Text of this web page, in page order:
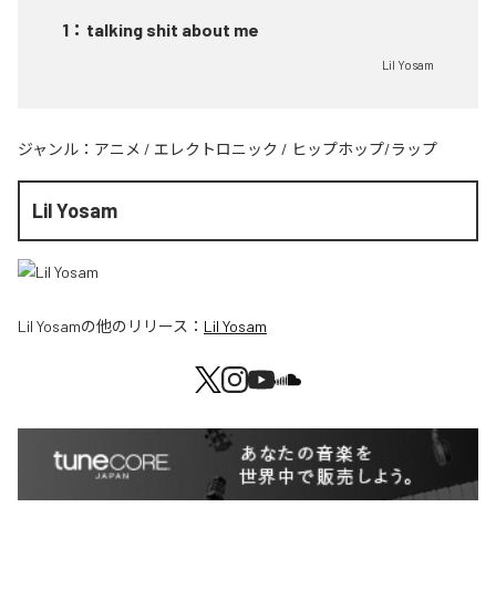
1 ： talking shit about me
Lil Yosam
ジャンル： アニメ / エレクトロニック / ヒップホップ/ラップ
Lil Yosam
Lil Yosamの他のリリース： Lil Yosam